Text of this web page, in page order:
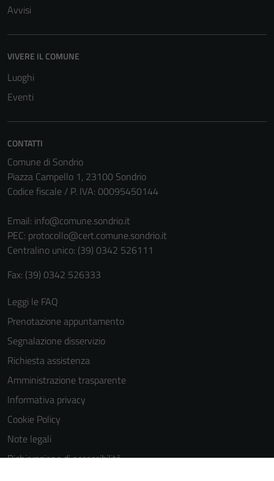
Avvisi
VIVERE IL COMUNE
Luoghi
Eventi
CONTATTI
Comune di Sondrio
Piazza Campello 1, 23100 Sondrio
Codice fiscale / P. IVA: 00095450144
Email: info@comune.sondrio.it
PEC: protocollo@cert.comune.sondrio.it
Centralino unico: (39) 0342 526111
Fax: (39) 0342 526333
Leggi le FAQ
Prenotazione appuntamento
Segnalazione disservizio
Richiesta assistenza
Amministrazione trasparente
Informativa privacy
Cookie Policy
Note legali
Dichiarazione di accessibilità
del sito e non
non raccolgono